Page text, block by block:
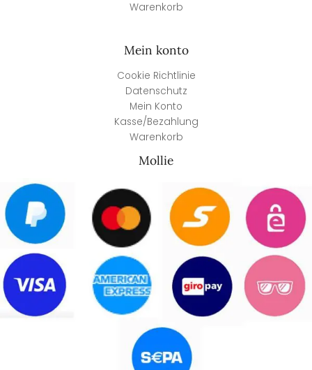
Warenkorb
Mein konto
Cookie Richtlinie
Datenschutz
Mein Konto
Kasse/Bezahlung
Warenkorb
Mollie